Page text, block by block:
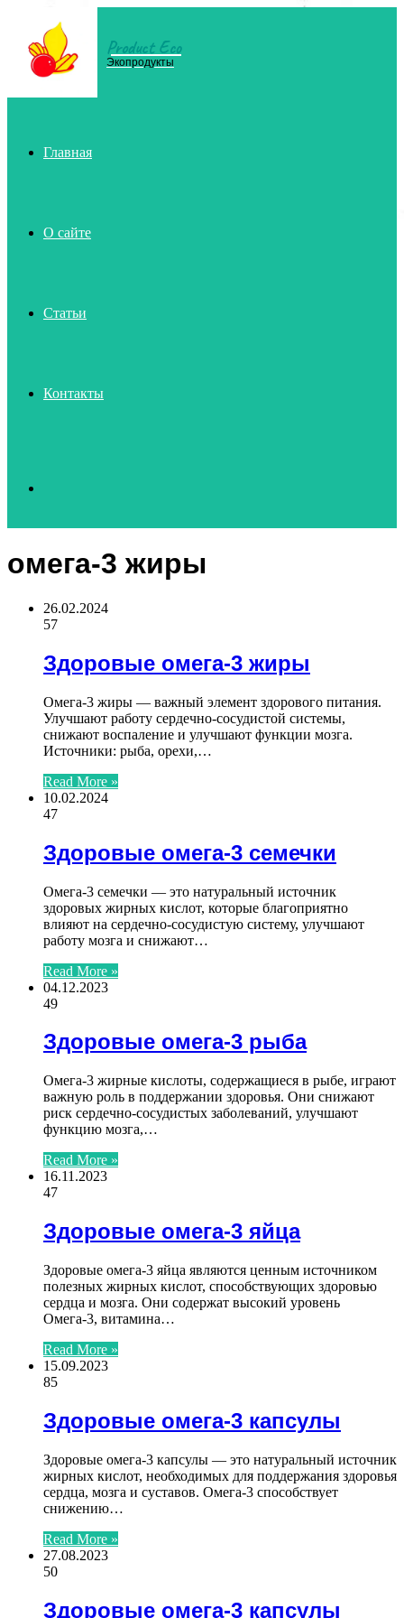
Menu Product Eco
Экопродукты
Главная
О сайте
Статьи
Контакты
for
омега-3 жиры
26.02.2024
57
Здоровые омега-3 жиры
Омега-3 жиры — важный элемент здорового питания.
Улучшают работу сердечно-сосудистой системы,
снижают воспаление и улучшают функции мозга.
Источники: рыба, орехи,…
Read More »
10.02.2024
47
Здоровые омега-3 семечки
Омега-3 семечки — это натуральный источник
здоровых жирных кислот, которые благоприятно
влияют на сердечно-сосудистую систему, улучшают
работу мозга и снижают…
Read More »
04.12.2023
49
Здоровые омега-3 рыба
Омега-3 жирные кислоты, содержащиеся в рыбе, играют
важную роль в поддержании здоровья. Они снижают
риск сердечно-сосудистых заболеваний, улучшают
функцию мозга,…
Read More »
16.11.2023
47
Здоровые омега-3 яйца
Здоровые омега-3 яйца являются ценным источником
полезных жирных кислот, способствующих здоровью
сердца и мозга. Они содержат высокий уровень
Омега-3, витамина…
Read More »
15.09.2023
85
Здоровые омега-3 капсулы
Здоровые омега-3 капсулы — это натуральный источник
жирных кислот, необходимых для поддержания здоровья
сердца, мозга и суставов. Омега-3 способствует
снижению…
Read More »
27.08.2023
50
Здоровые омега-3 капсулы